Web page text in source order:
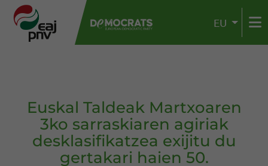
EU
Euskal Taldeak Martxoaren
3ko sarraskiaren agiriak
desklasifikatzea exijitu du
gertakari haien 50.